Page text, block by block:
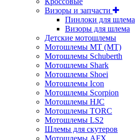
Визоры и запчасти
Пинлоки для шлема
Визоры для шлема
Детские мотошлемы
Мотошлемы MT (МТ)
Мотошлемы Schuberth
Мотошлемы Shark
Мотошлемы Shoei
Мотошлемы Icon
Мотошлемы Scorpion
Мотошлемы HJC
Мотошлемы TORC
Мотошлемы LS2
Шлемы для скутеров
Мотошлемы AFX